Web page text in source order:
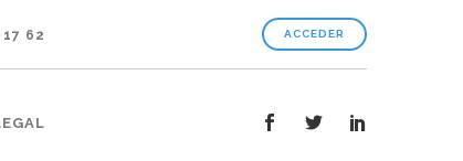
17 62 ACCEDER